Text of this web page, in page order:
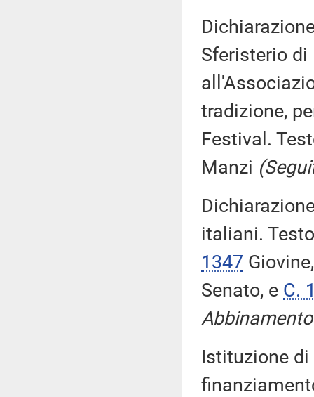
Sferisterio
tradizione,
Festival.
Manzi
italiani.
1347
Senato, e C.
Istituzione